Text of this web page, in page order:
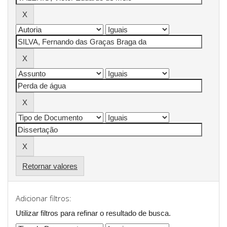
Retornar valores
Adicionar filtros:
Utilizar filtros para refinar o resultado de busca.